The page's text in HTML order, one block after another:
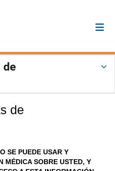
de
de
SE PUEDE USAR Y
MÉDICA SOBRE USTED, Y